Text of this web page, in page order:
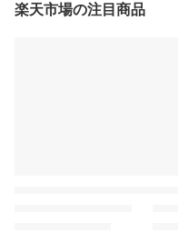
楽天市場の注目商品